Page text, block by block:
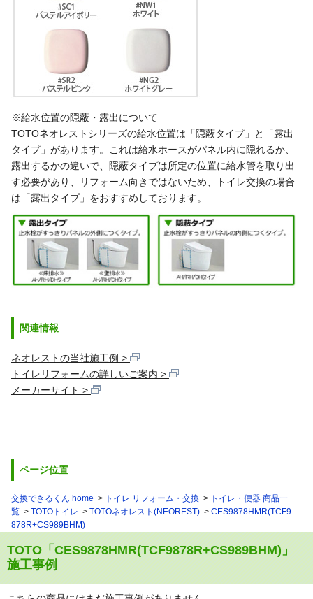
※給水位置の隠蔽・露出について
TOTOネオレストシリーズの給水位置は「隠蔽タイプ」と「露出
タイプ」があります。これは給水ホースがパネル内に隠れるか、
露出するかの違いで、隠蔽タイプは所定の位置に給水管を取り出
す必要があり、リフォーム向きではないため、トイレ交換の場合
は「露出タイプ」をおすすめしております。
関連情報
ネオレストの当社施工例
トイレリフォームの詳しいご案内
メーカーサイト
ページ位置
交換できるくん home トイレ リフォーム・交換
トイレ・便器 商品一
覧
TOTOトイレ TOTOネオレスト(NEOREST)
CES9878HMR(TCF9
878R+CS989BHM)
TOTO「CES9878HMR(TCF9878R+CS989BHM)」
施工事例